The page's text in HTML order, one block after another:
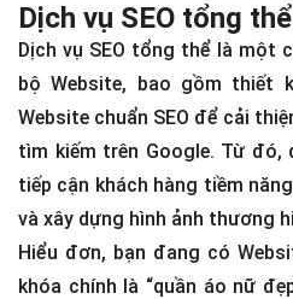
Dịch vụ SEO tổng
Dịch vụ SEO tổng thể là một
bộ Website, bao gồm thiết
Website chuẩn SEO để cải
tìm kiếm trên Google. Từ đó,
tiếp cận khách hàng tiềm
và xây dựng hình ảnh thương
Hiểu đơn, bạn đang có
khóa chính là “quần áo nữ